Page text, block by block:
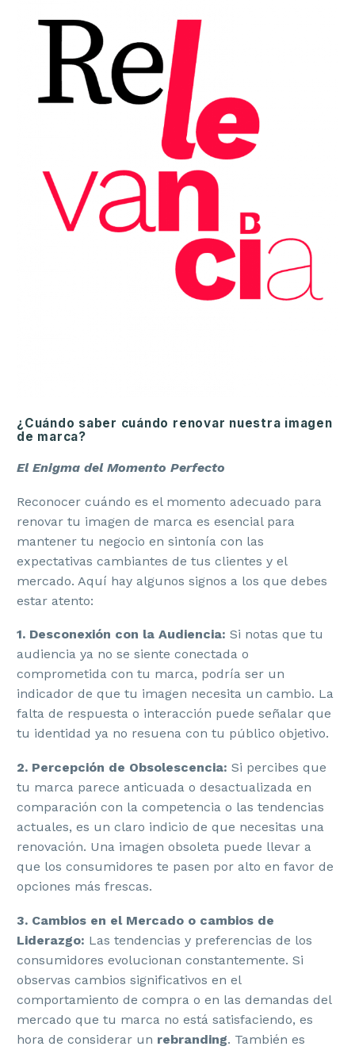
¿Cuándo saber cuándo renovar nuestra imagen
de marca?
El Enigma del Momento Perfecto
Reconocer cuándo es el momento adecuado para
renovar tu imagen de marca es esencial para
mantener tu negocio en sintonía con las
expectativas cambiantes de tus clientes y el
mercado. Aquí hay algunos signos a los que debes
estar atento:
1. Desconexión con la Audiencia: Si notas que tu
audiencia ya no se siente conectada o
comprometida con tu marca, podría ser un
indicador de que tu imagen necesita un cambio. La
falta de respuesta o interacción puede señalar que
tu identidad ya no resuena con tu público objetivo.
2. Percepción de Obsolescencia: Si percibes que
tu marca parece anticuada o desactualizada en
comparación con la competencia o las tendencias
actuales, es un claro indicio de que necesitas una
renovación. Una imagen obsoleta puede llevar a
que los consumidores te pasen por alto en favor de
opciones más frescas.
3. Cambios en el Mercado o cambios de
Liderazgo: Las tendencias y preferencias de los
consumidores evolucionan constantemente. Si
observas cambios significativos en el
comportamiento de compra o en las demandas del
mercado que tu marca no está satisfaciendo, es
hora de considerar un rebranding. También es